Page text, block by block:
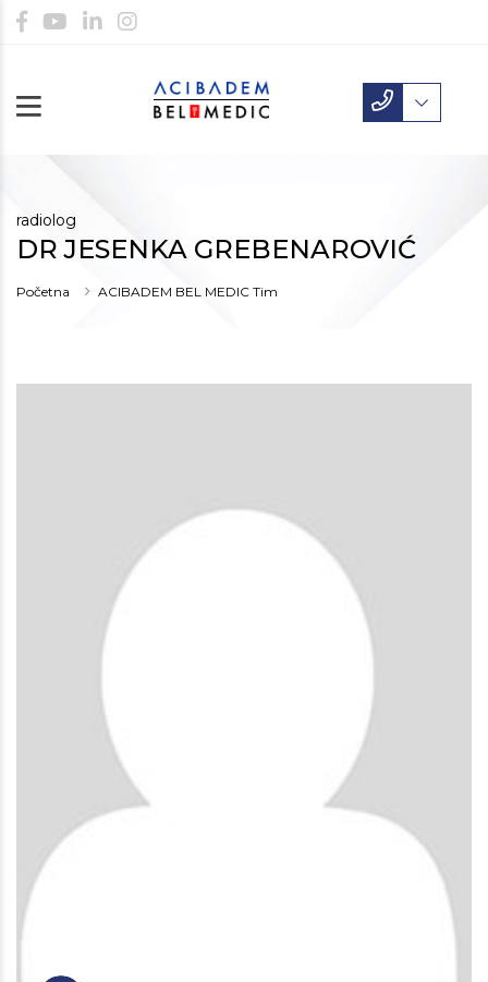
radiolog
DR JESENKA GREBENAROVIĆ
Početna ACIBADEM BEL MEDIC Tim